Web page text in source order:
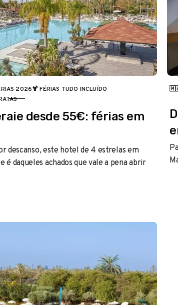
2026🍹 FÉRIAS TUDO INCLUÍDO
desde 55€: férias em
descanso, este hotel de 4 estrelas em
daqueles achados que vale a pena abrir
🇲🇦